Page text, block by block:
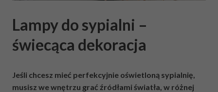
Lampy do sypialni –
świecąca dekoracja
Jeśli chcesz mieć perfekcyjnie oświetloną sypialnię,
musisz we wnętrzu grać źródłami światła, w różnej